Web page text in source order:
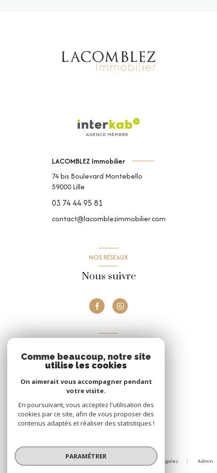
LACOMBLEZ Immobilier
74 bis Boulevard Montebello
59000Lille
03 74 44 95 81
contact@lacomblezimmobilier.com
NOS RÉSEAUX
Nous suivre
Espace propriétaire
Se connecter
© 2026 | Tous droits réservés
Nos partenaires Mentions légales
Admin
Comme beaucoup, notre site
utilise les cookies
On aimerait vous accompagner pendant
votre visite.
En poursuivant, vous acceptez l'utilisation des
cookies par ce site, afin de vous proposer des
contenus adaptés et réaliser des statistiques !
PARAMÉTRER